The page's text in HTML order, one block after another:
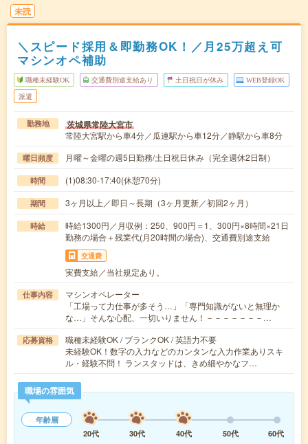
未読
＼スピード採用＆即勤務OK！／月25万超え可
マシンオペ補助
職種未経験OK 交通費別途支給あり 土日祝日が休み WEB登録OK
派遣
勤務地 茨城県常陸大宮市
常陸大宮駅から車4分／瓜連駅から車12分／静駅から車8分
曜日頻度 月曜～金曜の週5日勤務/土日祝日休み（完全週休2日制）
時間 (1)08:30-17:40(休憩70分)
期間 3ヶ月以上／即日～長期（3ヶ月更新／初回2ヶ月）
時給
時給1300円／月収例：250、900円＝1、300円×8時間×21日
勤務の場合＋残業代(月20時間の場合)、交通費別途支給
交通費
実費支給／当社規定あり。
仕事内容
マシンオペレーター
「工場って力仕事が多そう…」「専門知識がないと無理か
な…」そんな心配、一切いりません！－－－－－－－…
応募資格
職種未経験OK / ブランクOK / 英語力不要
未経験OK！数字の入力などのカンタンな入力作業ありスキ
ル・経験不問！ ランスタッドは、きめ細やかなフ…
職場の雰囲気
年齢層
20代
30代 40代 50代 60代